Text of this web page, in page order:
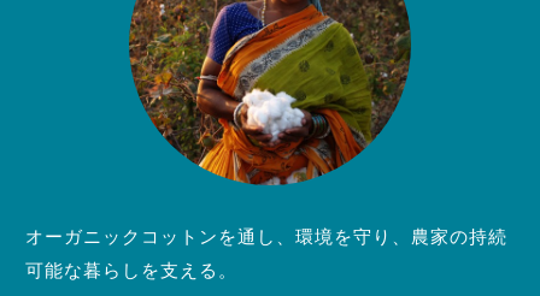
オーガニックコットンを通し、環境を守り、農家の持続
可能な暮らしを支える。